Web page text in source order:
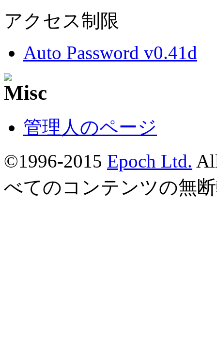
アクセス制限
Auto Password v0.41d
管理人のページ
©1996-2015 Epoch Ltd.
べてのコンテンツの無